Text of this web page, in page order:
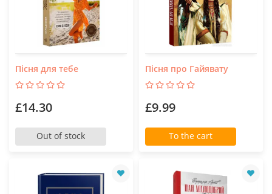
Пісня для тебе
£14.30
Out of stock
Пісня про Гайявату
£9.99
To the cart